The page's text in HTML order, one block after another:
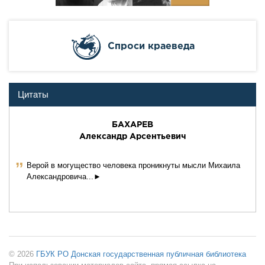
Cпроси краеведа
Цитаты
БАХАРЕВ
Александр Арсентьевич
ˮ Верой в могущество человека проникнуты мысли Михаила
Александровича...►
© 2026 ГБУК РО Донская государственная публичная библиотека